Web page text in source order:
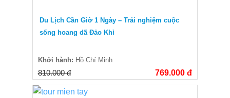
Du Lịch Cần Giờ 1 Ngày – Trải nghiệm cuộc
sống hoang dã Đảo Khỉ
Khởi hành: Hồ Chí Minh
810.000 đ 769.000 đ